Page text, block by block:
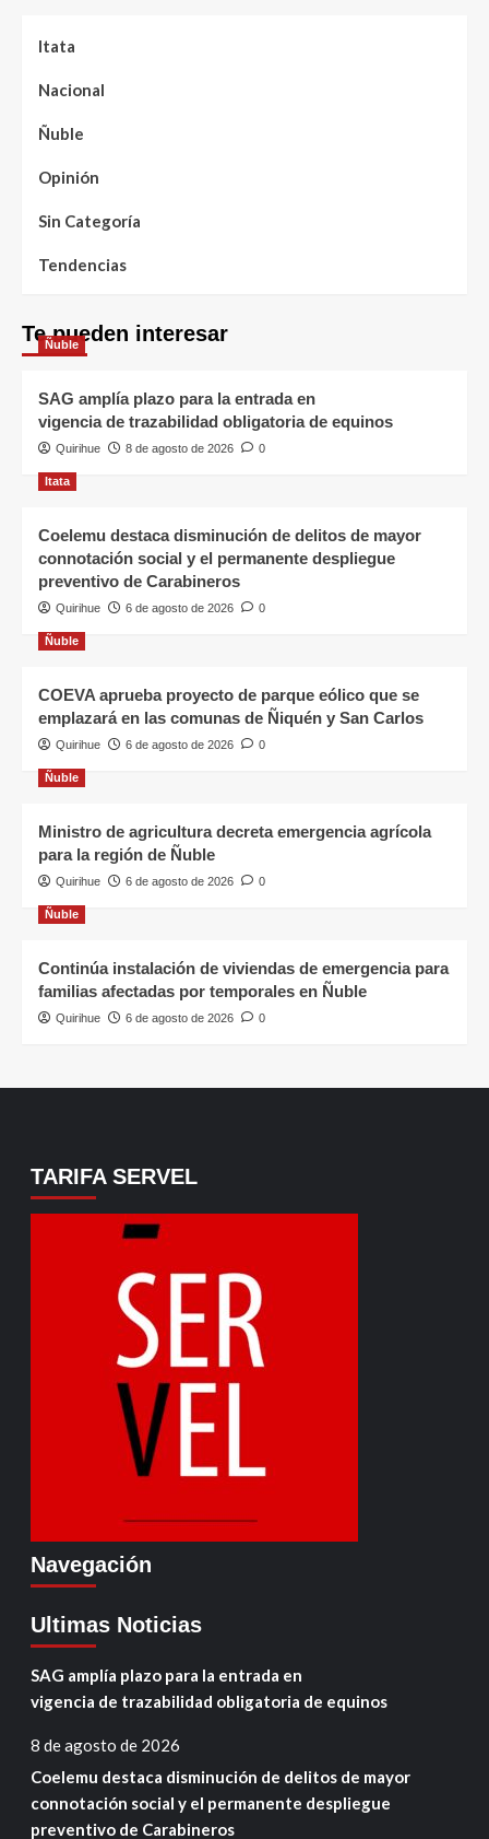
Itata
Nacional
Ñuble
Opinión
Sin Categoría
Tendencias
Te pueden interesar
Ñuble
SAG amplía plazo para la entrada en
vigencia de trazabilidad obligatoria de equinos
Quirihue 8 de agosto de 2026 0
Itata
Coelemu destaca disminución de delitos de mayor
connotación social y el permanente despliegue
preventivo de Carabineros
Quirihue 6 de agosto de 2026 0
Ñuble
COEVA aprueba proyecto de parque eólico que se
emplazará en las comunas de Ñiquén y San Carlos
Quirihue 6 de agosto de 2026 0
Ñuble
Ministro de agricultura decreta emergencia agrícola
para la región de Ñuble
Quirihue 6 de agosto de 2026 0
Ñuble
Continúa instalación de viviendas de emergencia para
familias afectadas por temporales en Ñuble
Quirihue 6 de agosto de 2026 0
TARIFA SERVEL
Navegación
Ultimas Noticias
SAG amplía plazo para la entrada en
vigencia de trazabilidad obligatoria de equinos
8 de agosto de 2026
Coelemu destaca disminución de delitos de mayor
connotación social y el permanente despliegue
preventivo de Carabineros